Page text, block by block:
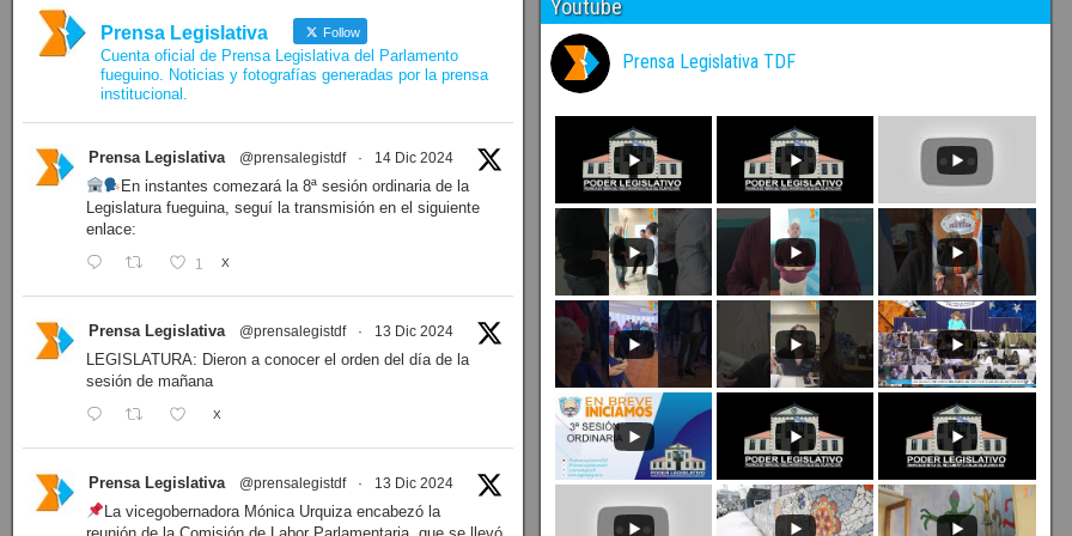
Prensa Legislativa Follow
Cuenta oficial de Prensa Legislativa del Parlamento
fueguino. Noticias y fotografías generadas por la prensa
institucional.
Prensa Legislativa @prensalegistdf · 14 Dic 2024
En instantes comezará la 8ª sesión ordinaria de la
Legislatura fueguina, seguí la transmisión en el siguiente
enlace:
1 X
Prensa Legislativa @prensalegistdf · 13 Dic 2024
LEGISLATURA: Dieron a conocer el orden del día de la
sesión de mañana
X
Prensa Legislativa @prensalegistdf · 13 Dic 2024
La vicegobernadora Mónica Urquiza encabezó la
Youtube
Prensa Legislativa TDF